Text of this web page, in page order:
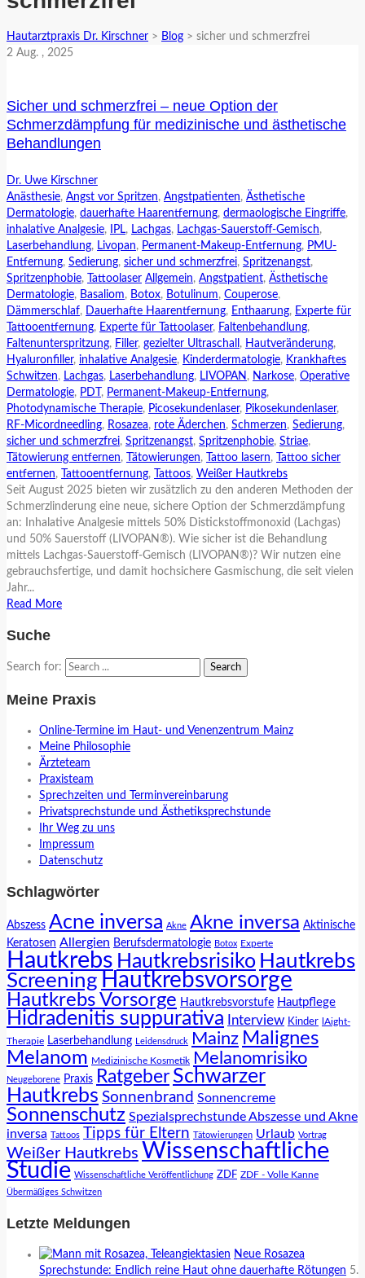
Hautarztpraxis Dr. Kirschner > Blog > sicher und schmerzfrei
2 Aug. , 2025
Sicher und schmerzfrei – neue Option der
Schmerzdämpfung für medizinische und ästhetische
Behandlungen
Dr. Uwe Kirschner
Anästhesie, Angst vor Spritzen, Angstpatienten, Ästhetische
Dermatologie, dauerhafte Haarentfernung, dermaologische Eingriffe,
inhalative Analgesie, IPL, Lachgas, Lachgas-Sauerstoff-Gemisch,
Laserbehandlung, Livopan, Permanent-Makeup-Entfernung, PMU-
Entfernung, Sedierung, sicher und schmerzfrei, Spritzenangst,
Spritzenphobie, Tattoolaser Allgemein, Angstpatient, Ästhetische
Dermatologie, Basaliom, Botox, Botulinum, Couperose,
Dämmerschlaf, Dauerhafte Haarentfernung, Enthaarung, Experte für
Tattooentfernung, Experte für Tattoolaser, Faltenbehandlung,
Faltenunterspritzung, Filler, gezielter Ultraschall , Hautveränderung,
Hyaluronfiller, inhalative Analgesie, Kinderdermatologie, Krankhaftes
Schwitzen, Lachgas, Laserbehandlung, LIVOPAN , Narkose, Operative
Dermatologie, PDT , Permanent-Makeup-Entfernung,
Photodynamische Therapie, Picosekundenlaser, Pikosekundenlaser,
RF-Micordneedling, Rosazea, rote Äderchen, Schmerzen, Sedierung,
sicher und schmerzfrei, Spritzenangst, Spritzenphobie, Striae,
Tätowierung entfernen, Tätowierungen, Tattoo lasern,
Tattoo sicher
entfernen, Tattooentfernung, Tattoos, Weißer Hautkrebs
Seit August 2025 bieten wir zusätzlich zu den anderen Methoden der
Schmerzlinderung eine neue, sichere Option der Schmerzdämpfung
an: Inhalative Analgesie mittels 50% Distickstoffmonoxid (Lachgas)
und 50% Sauerstoff (LIVOPAN®). Wie sicher ist die Behandlung
mittels Lachgas-Sauerstoff-Gemisch (LIVOPAN®)? Wir nutzen eine
gebrauchsfertige, und damit hochsichere Gasmischung, die seit vielen
Jahr...
Read More
Suche
Search for:
Meine Praxis
Online-Termine im Haut- und Venenzentrum Mainz
Meine Philosophie
Ärzteteam
Praxisteam
Sprechzeiten und Terminvereinbarung
Privatsprechstunde und Ästhetiksprechstunde
Ihr Weg zu uns
Impressum
Datenschutz
Schlagwörter
Abszess Acne inversa Akne Akne inversa Aktinische
Keratosen Allergien Berufsdermatologie Botox Experte
Hautkrebs Hautkrebsrisiko Hautkrebs
Screening Hautkrebsvorsorge
Hautkrebs Vorsorge Hautkrebsvorstufe Hautpflege
Hidradenitis suppurativa Interview Kinder lAight-
Therapie Laserbehandlung Leidensdruck Mainz Malignes
Melanom Medizinische Kosmetik Melanomrisiko
Neugeborene Praxis Ratgeber Schwarzer
Hautkrebs Sonnenbrand Sonnencreme
Sonnenschutz Spezialsprechstunde Abszesse und Akne
inversa Tattoos Tipps für Eltern Tätowierungen Urlaub Vortrag
Weißer Hautkrebs Wissenschaftliche
Studie Wissenschaftliche Veröffentlichung ZDF ZDF - Volle Kanne
Übermäßiges Schwitzen
Letzte Meldungen
Neue Rosazea
Sprechstunde: Endlich reine Haut ohne dauerhafte Rötungen 5.